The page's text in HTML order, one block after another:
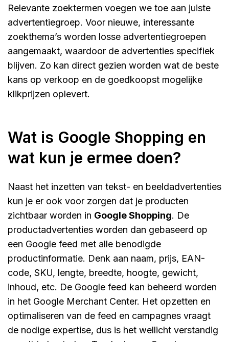
Relevante zoektermen voegen we toe aan juiste
advertentiegroep. Voor nieuwe, interessante
zoekthema’s worden losse advertentiegroepen
aangemaakt, waardoor de advertenties specifiek
blijven. Zo kan direct gezien worden wat de beste
kans op verkoop en de goedkoopst mogelijke
klikprijzen oplevert.
Wat is Google Shopping en
wat kun je ermee doen?
Naast het inzetten van tekst- en beeldadvertenties
kun je er ook voor zorgen dat je producten
zichtbaar worden in Google Shopping. De
productadvertenties worden dan gebaseerd op
een Google feed met alle benodigde
productinformatie. Denk aan naam, prijs, EAN-
code, SKU, lengte, breedte, hoogte, gewicht,
inhoud, etc. De Google feed kan beheerd worden
in het Google Merchant Center. Het opzetten en
optimaliseren van de feed en campagnes vraagt
de nodige expertise, dus is het wellicht verstandig